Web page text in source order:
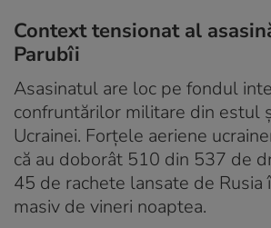
Context tensionat al
Parubîi
Asasinatul are loc pe fondul
confruntărilor militare din estul
Ucrainei. Forțele aeriene
că au doborât 510 din 537 de
45 de rachete lansate de Rusia
masiv de vineri noaptea.